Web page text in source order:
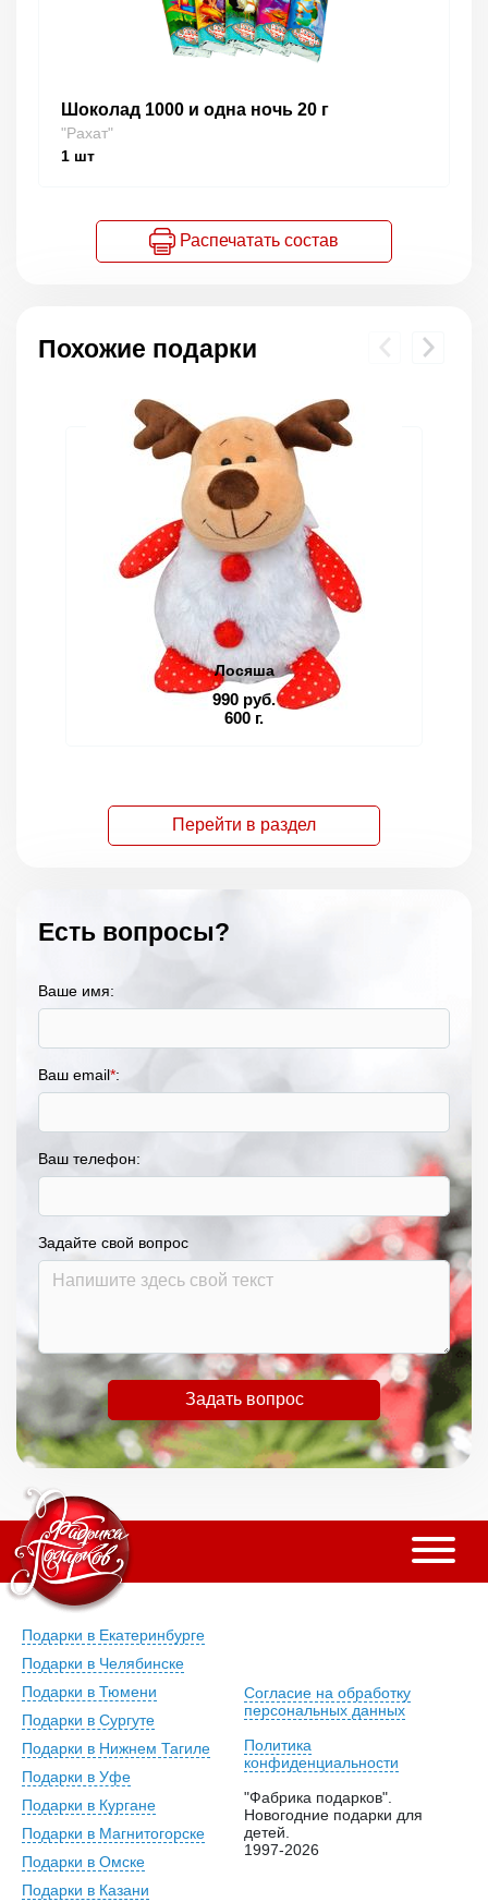
Шоколад 1000 и одна ночь 20 г
"Рахат"
1 шт
Распечатать состав
Похожие подарки
Лосяша
990 руб.
600 г.
Перейти в раздел
Есть вопросы?
Ваше имя:
Ваш email*:
Ваш телефон:
Задайте свой вопрос
Задать вопрос
Подарки в Екатеринбурге
Подарки в Челябинске
Подарки в Тюмени
Подарки в Сургуте
Подарки в Нижнем Тагиле
Подарки в Уфе
Подарки в Кургане
Подарки в Магнитогорске
Подарки в Омске
Подарки в Казани
Согласие на обработку
персональных данных
Политика
конфиденциальности
"Фабрика подарков".
Новогодние подарки для
детей.
1997-2026